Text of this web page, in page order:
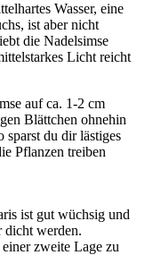
Wasser, eine
ist aber nicht
die Nadelsimse
Licht reicht
auf ca. 1-2 cm
Blättchen ohnehin
sparst du dir lästiges
Pflanzen treiben
ist gut wüchsig und
dicht werden.
zweite Lage zu